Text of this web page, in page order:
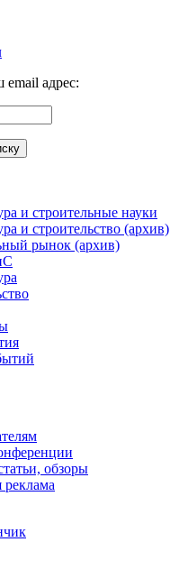
email адрес:
и строительные науки
и строительство (архив)
рынок (архив)
обзоры
реклама